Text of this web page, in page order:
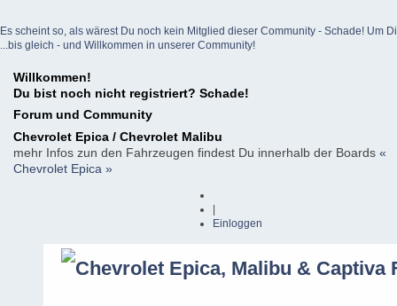
Es scheint so, als wärest Du noch kein Mitglied dieser Community - Schade! Um
...bis gleich - und Willkommen in unserer Community!
Willkommen!
Du bist noch nicht registriert? Schade!
Forum und Community
Chevrolet Epica / Chevrolet Malibu
mehr Infos zun den Fahrzeugen findest Du innerhalb der Boards «
Chevrolet Epica »
Einloggen